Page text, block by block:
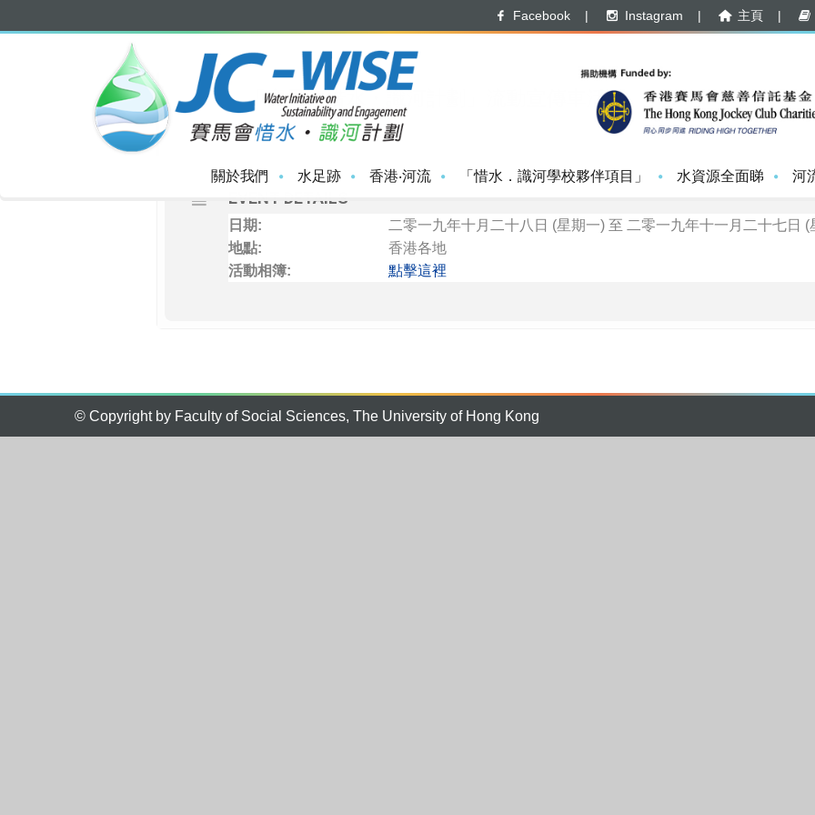
Facebook | Instagram | 主頁 |
關於我們 水足跡 香港‧河流 「惜水．識河學校夥伴項目」 水資源全面睇 河
OCTOBER, 2019
28 27
NOV 「賽馬會惜水・識河計劃」流動宣傳車活動
EVENT DETAILS
日期:
二零一九年十月二十八日 (星期一) 至 二零一九年十一月二十七日 (
地點:
香港各地
活動相簿:
點擊這裡
© Copyright by Faculty of Social Sciences, The University of Hong Kong